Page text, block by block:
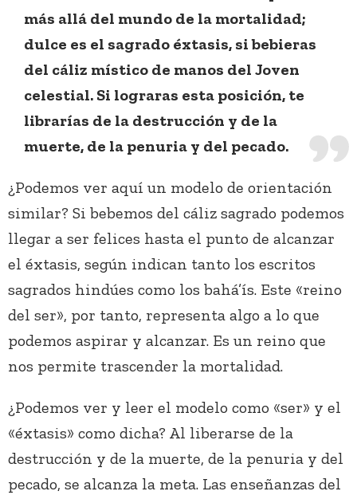
más allá del mundo de la mortalidad;
dulce es el sagrado éxtasis, si bebieras
del cáliz místico de manos del Joven
celestial. Si lograras esta posición, te
librarías de la destrucción y de la
muerte, de la penuria y del pecado.
¿Podemos ver aquí un modelo de orientación
similar? Si bebemos del cáliz sagrado podemos
llegar a ser felices hasta el punto de alcanzar
el éxtasis, según indican tanto los escritos
sagrados hindúes como los bahá’ís. Este «reino
del ser», por tanto, representa algo a lo que
podemos aspirar y alcanzar. Es un reino que
nos permite trascender la mortalidad.
¿Podemos ver y leer el modelo como «ser» y el
«éxtasis» como dicha? Al liberarse de la
destrucción y de la muerte, de la penuria y del
pecado, se alcanza la meta. Las enseñanzas del